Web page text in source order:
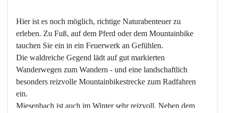
Hier ist es noch möglich, richtige Naturabenteuer zu
erleben. Zu Fuß, auf dem Pferd oder dem Mountainbike
tauchen Sie ein in ein Feuerwerk an Gefühlen.
Die waldreiche Gegend lädt auf gut markierten
Wanderwegen zum Wandern - und eine landschaftlich
besonders reizvolle Mountainbikestrecke zum Radfahren
ein.
Miesenbach ist auch im Winter sehr reizvoll. Neben dem